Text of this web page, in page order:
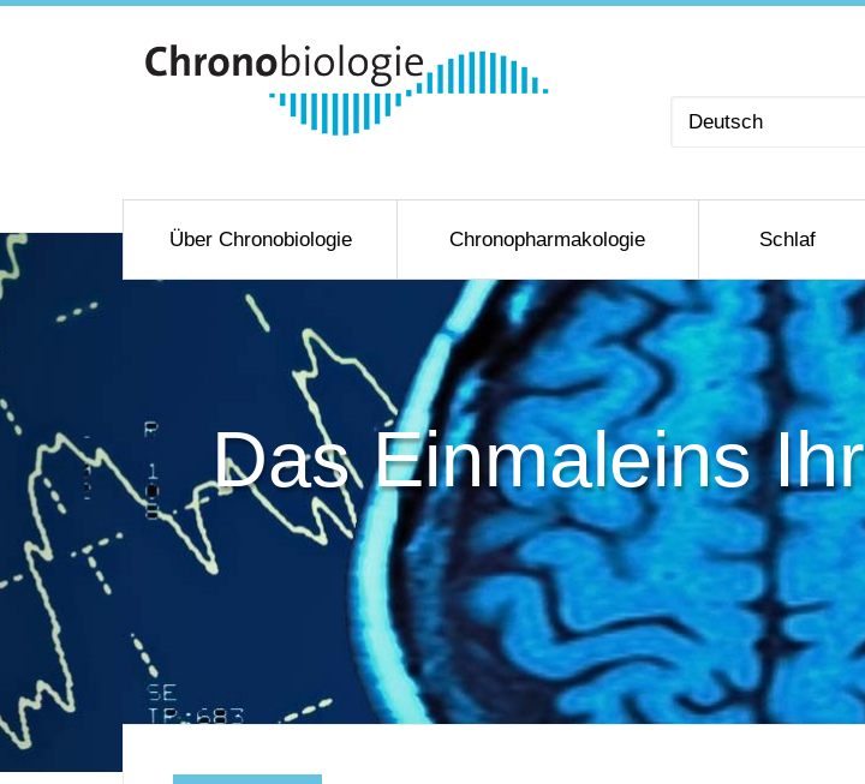
Sprache
Über Chronobiologie Chronopharmakologie Schlaf
Das Einmaleins